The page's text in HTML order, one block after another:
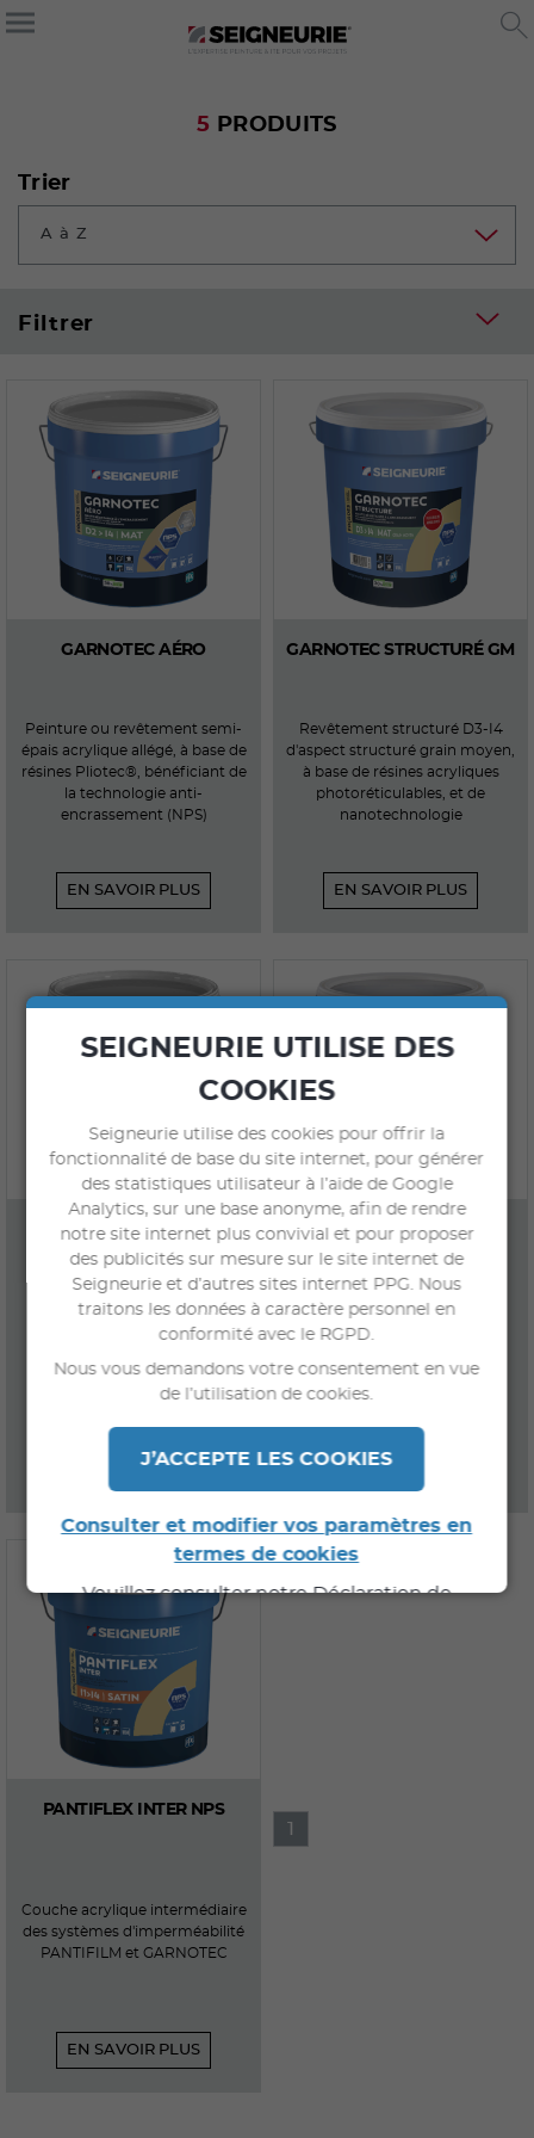
5 PRODUITS
Trier
A à Z
Filtrer
GARNOTEC AÉRO
Peinture ou revêtement semi-
épais acrylique allégé, à base de
résines Pliotec®, bénéficiant de
la technologie anti-
encrassement (NPS)
EN SAVOIR PLUS
GARNOTEC STRUCTURÉ GM
Revêtement structuré D3-I4
d'aspect structuré grain moyen,
à base de résines acryliques
photoréticulables, et de
nanotechnologie
EN SAVOIR PLUS
PANTIFILM OS GRANITÉ
acrylique et polysiloxane,
d’aspect mat granité, pour
EN SAVOIR PLUS
PANTIFILM OS MAT
EN SAVOIR PLUS
PANTIFLEX INTER NPS
Couche acrylique intermédiaire
des systèmes d'imperméabilité
PANTIFILM et GARNOTEC
EN SAVOIR PLUS
1
SEIGNEURIE UTILISE DES
COOKIES
Seigneurie utilise des cookies pour offrir la
fonctionnalité de base du site internet, pour générer
des statistiques utilisateur à l’aide de Google
Analytics, sur une base anonyme, afin de rendre
notre site internet plus convivial et pour proposer
des publicités sur mesure sur le site internet de
Seigneurie et d’autres sites internet PPG. Nous
traitons les données à caractère personnel en
conformité avec le RGPD.
Nous vous demandons votre consentement en vue
de l’utilisation de cookies.
J’ACCEPTE LES COOKIES
Consulter et modifier vos paramètres en
termes de cookies
Veuillez consulter notre Déclaration de
Confidentialité pour de plus amples
informations.